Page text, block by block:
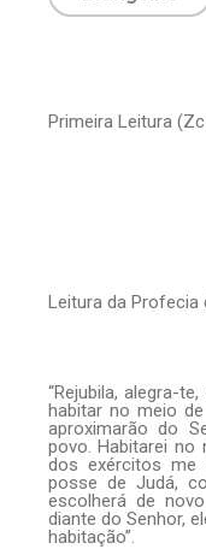
Primeira Leitura
Leitura da Profecia
“Rejubila, alegra-
habitar no meio
aproximarão do
povo. Habitarei no
dos exércitos me
posse de Judá,
escolherá de
diante do Senhor,
habitação”.